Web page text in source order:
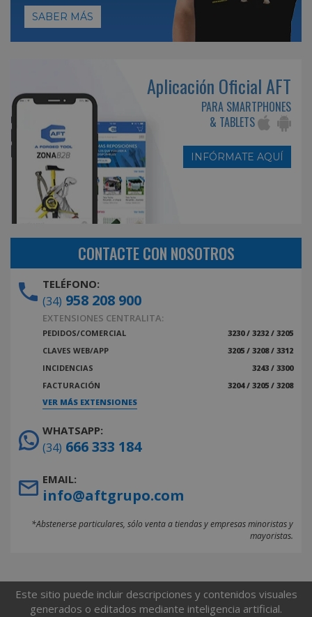
SABER MÁS
Aplicación Oficial AFT
PARA SMARTPHONES
& TABLETS
INFÓRMATE AQUÍ
CONTACTE CON NOSOTROS
TELÉFONO:
(34) 958 208 900
EXTENSIONES CENTRALITA:
PEDIDOS/COMERCIAL
3230 / 3232 / 3205
CLAVES WEB/APP
3205 / 3208 / 3312
INCIDENCIAS
3243 / 3300
FACTURACIÓN
3204 / 3205 / 3208
VER MÁS EXTENSIONES
WHATSAPP:
(34) 666 333 184
EMAIL:
info@aftgrupo.com
*Abstenerse particulares, sólo venta a tiendas y empresas minoristas y
mayoristas.
Este sitio puede incluir descripciones y contenidos visuales
generados o editados mediante inteligencia artificial.